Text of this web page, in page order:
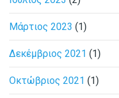
Μάρτιος 2023 (1)
Δεκέμβριος 2021 (1)
Οκτώβριος 2021 (1)